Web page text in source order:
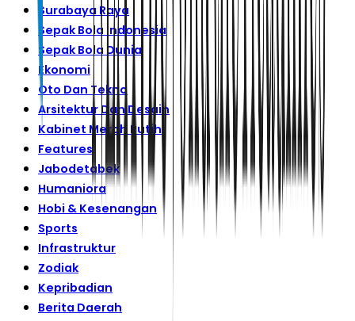
Surabaya Raya
Sepak Bola Indonesia
Sepak Bola Dunia
Ekonomi
Oto Dan Tekno
Arsitektur Dan Desain
Kabinet Merah Putih
Features
Jabodetabek
Humaniora
Hobi & Kesenangan
Sports
Infrastruktur
Zodiak
Kepribadian
Berita Daerah